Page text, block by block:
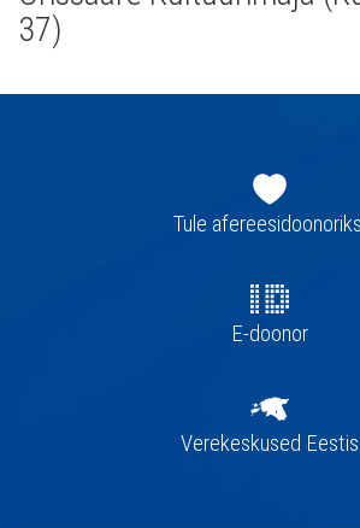
37)
navigatsioon
Tule
E-doonor
Verekeskused Eestis